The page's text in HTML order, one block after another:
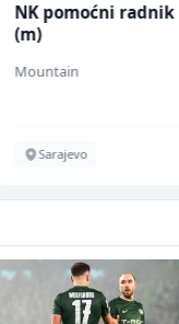
NK pomoćni radnik
(m)
Mountain
Sarajevo